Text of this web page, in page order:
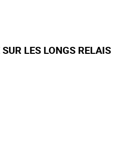
LES LONGS RELAIS